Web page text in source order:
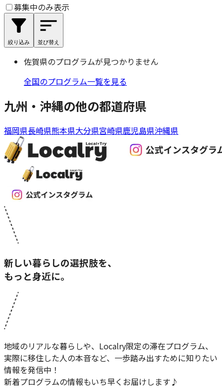
募集中のみ表示
絞り込み 並び替え
佐賀県のプログラムが見つかりません
全国のプログラム一覧を見る
九州・沖縄の他の都道府県
福岡県長崎県熊本県大分県宮崎県鹿児島県沖縄県
新しい暮らしの選択肢を、
もっと身近に。
地域のリアルな暮らしや、Localry限定の滞在プログラム、
実際に移住した人の本音など、一歩踏み出すために知りたい
情報を発信中！
新着プログラムの情報もいち早くお届けします♪